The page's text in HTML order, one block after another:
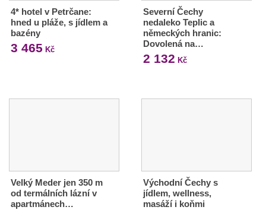
4* hotel v Petrčane:
hned u pláže, s jídlem a
bazény
3 465 Kč
Severní Čechy
nedaleko Teplic a
německých hranic:
Dovolená na…
2 132 Kč
Velký Meder jen 350 m
od termálních lázní v
apartmánech…
Východní Čechy s
jídlem, wellness,
masáží i koňmi